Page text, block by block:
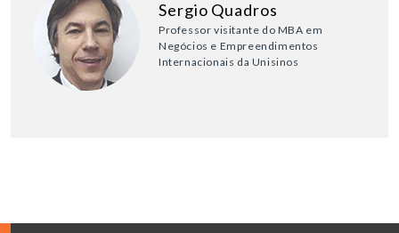
Sergio Quadros
Professor visitante do MBA em
Negócios e Empreendimentos
Internacionais da Unisinos